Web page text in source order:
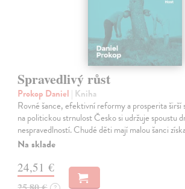
Spravedlivý růst
Prokop Daniel | Kniha
Rovné šance, efektivní reformy a prosperita širší
na politickou strnulost Česko si udržuje spoustu
nespravedlností. Chudé děti mají malou šanci
Na sklade
24,51 €